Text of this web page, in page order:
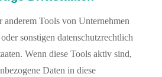
anderem Tools von Unternehmen
sonstigen datenschutzrechtlich
Wenn diese Tools aktiv sind,
Daten in diese